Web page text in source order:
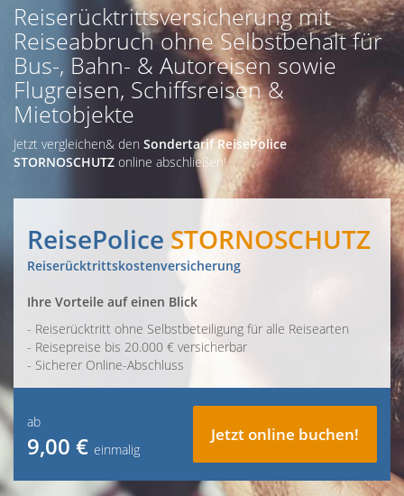
Reiserücktrittsversicherung mit
Reiseabbruch ohne Selbstbehalt für
Bus-, Bahn- & Autoreisen sowie
Flugreisen, Schiffsreisen &
Mietobjekte
Jetzt vergleichen& den Sondertarif ReisePolice
STORNOSCHUTZ online abschließen!
ReisePolice STORNOSCHUTZ
Reiserücktrittskostenversicherung
Ihre Vorteile auf einen Blick
- Reiserücktritt ohne Selbstbeteiligung für alle Reisearten
- Reisepreise bis 20.000 € versicherbar
- Sicherer Online-Abschluss
ab
9,00 € einmalig
Jetzt online buchen!